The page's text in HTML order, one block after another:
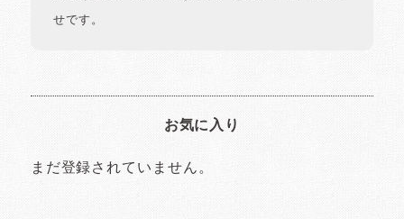
せです。
お気に入り
まだ登録されていません。